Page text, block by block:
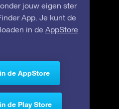
jouw eigen ster
App. Je kunt de
in de AppStore
de AppStore
de Play Store